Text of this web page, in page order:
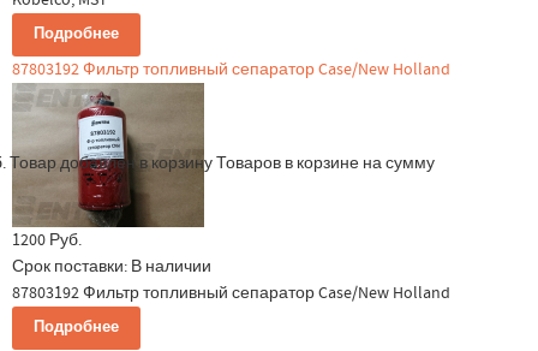
Товар добавлен в корзину Товаров в корзине на сумму
Подробнее
87803192 Фильтр топливный сепаратор Case/New Holland
1200 Руб.
Срок поставки: В наличии
87803192 Фильтр топливный сепаратор Case/New Holland
Подробнее